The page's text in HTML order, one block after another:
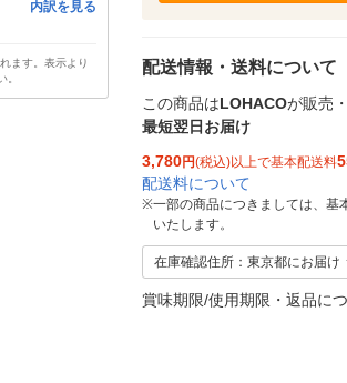
内訳を見る
ます。表示より
。
配送情報・送料について
この商品はLOHACOが販売
最短翌日お届け
3,780円(税込)以上で基本配送料
配送料について
※一部の商品につきましては、基
いたします。
在庫確認住所：東京都にお届け
賞味期限/使用期限・返品に